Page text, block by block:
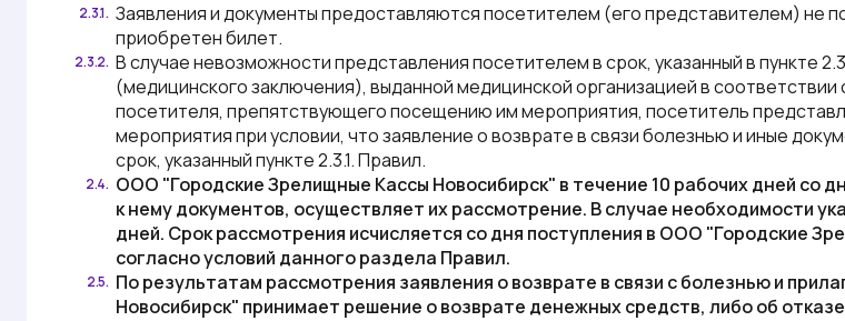
2.3.1. Заявления и документы предоставляются посетителем (его представителем) не
приобретен билет.
2.3.2. В случае невозможности представления посетителем в срок, указанный в пункте
(медицинского заключения), выданной медицинской организацией в
посетителя, препятствующего посещению им мероприятия, посетитель
мероприятия при условии, что заявление о возврате в связи болезнью и иные
срок, указанный пункте 2.3.1.Правил.
2.4. ООО "Городские Зрелищные Кассы Новосибирск" в течение 10 рабочих дней со
к нему документов, осуществляет их рассмотрение. В случае необходимости
дней. Срок рассмотрения исчисляется со дня поступления в ООО "Городские
согласно условий данного раздела Правил.
2.5. По результатам рассмотрения заявления о возврате в связи с болезнью и
Новосибирск" принимает решение о возврате денежных средств, либо об